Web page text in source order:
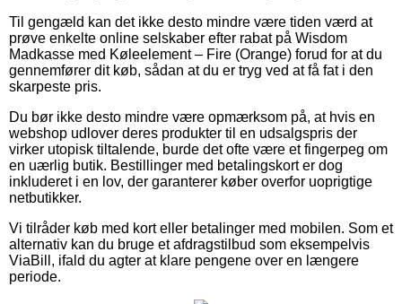
Til gengæld kan det ikke desto mindre være tiden værd at
prøve enkelte online selskaber efter rabat på Wisdom
Madkasse med Køleelement – Fire (Orange) forud for at du
gennemfører dit køb, sådan at du er tryg ved at få fat i den
skarpeste pris.
Du bør ikke desto mindre være opmærksom på, at hvis en
webshop udlover deres produkter til en udsalgspris der
virker utopisk tiltalende, burde det ofte være et fingerpeg om
en uærlig butik. Bestillinger med betalingskort er dog
inkluderet i en lov, der garanterer køber overfor uoprigtige
netbutikker.
Vi tilråder køb med kort eller betalinger med mobilen. Som et
alternativ kan du bruge et afdragstilbud som eksempelvis
ViaBill, ifald du agter at klare pengene over en længere
periode.